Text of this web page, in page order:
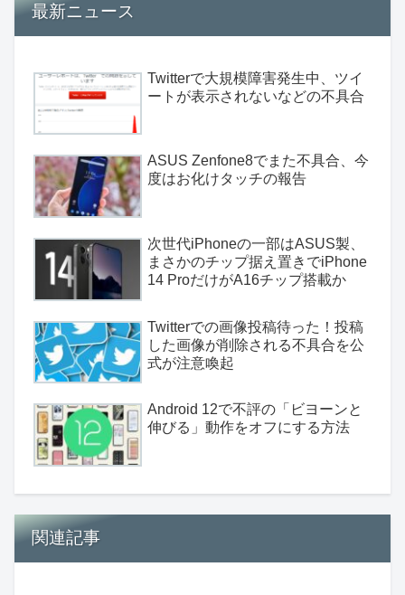
最新ニュース
Twitterで大規模障害発生中、ツイ
ートが表示されないなどの不具合
ASUS Zenfone8でまた不具合、今
度はお化けタッチの報告
次世代iPhoneの一部はASUS製、
まさかのチップ据え置きでiPhone
14 ProだけがA16チップ搭載か
Twitterでの画像投稿待った！投稿
した画像が削除される不具合を公
式が注意喚起
Android 12で不評の「ビヨーンと
伸びる」動作をオフにする方法
関連記事